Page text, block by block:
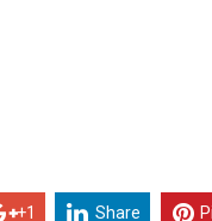
+1 Share